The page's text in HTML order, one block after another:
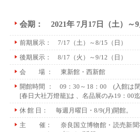
会期： 2021年 7月17日（土）～9
前期展示： 7/17（土）～8/15（日）
後期展示： 8/17（火）～9/12（日）
会 場 ： 東新館・西新館
開館時間 ： 09：30～18：00 (入館は
[春日大社万燈籠]は 、名品展のみ19：00迄
休 館 日： 毎週月曜日・8/9(月)開館。
主 催： 奈良国立博物館・読売新聞